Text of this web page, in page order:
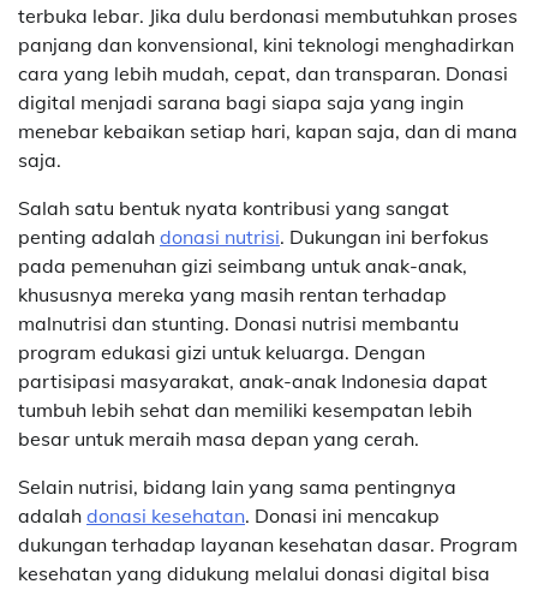
terbuka lebar. Jika dulu berdonasi membutuhkan proses
panjang dan konvensional, kini teknologi menghadirkan
cara yang lebih mudah, cepat, dan transparan. Donasi
digital menjadi sarana bagi siapa saja yang ingin
menebar kebaikan setiap hari, kapan saja, dan di mana
saja.
Salah satu bentuk nyata kontribusi yang sangat
penting adalah donasi nutrisi. Dukungan ini berfokus
pada pemenuhan gizi seimbang untuk anak-anak,
khususnya mereka yang masih rentan terhadap
malnutrisi dan stunting. Donasi nutrisi membantu
program edukasi gizi untuk keluarga. Dengan
partisipasi masyarakat, anak-anak Indonesia dapat
tumbuh lebih sehat dan memiliki kesempatan lebih
besar untuk meraih masa depan yang cerah.
Selain nutrisi, bidang lain yang sama pentingnya
adalah donasi kesehatan. Donasi ini mencakup
dukungan terhadap layanan kesehatan dasar. Program
kesehatan yang didukung melalui donasi digital bisa